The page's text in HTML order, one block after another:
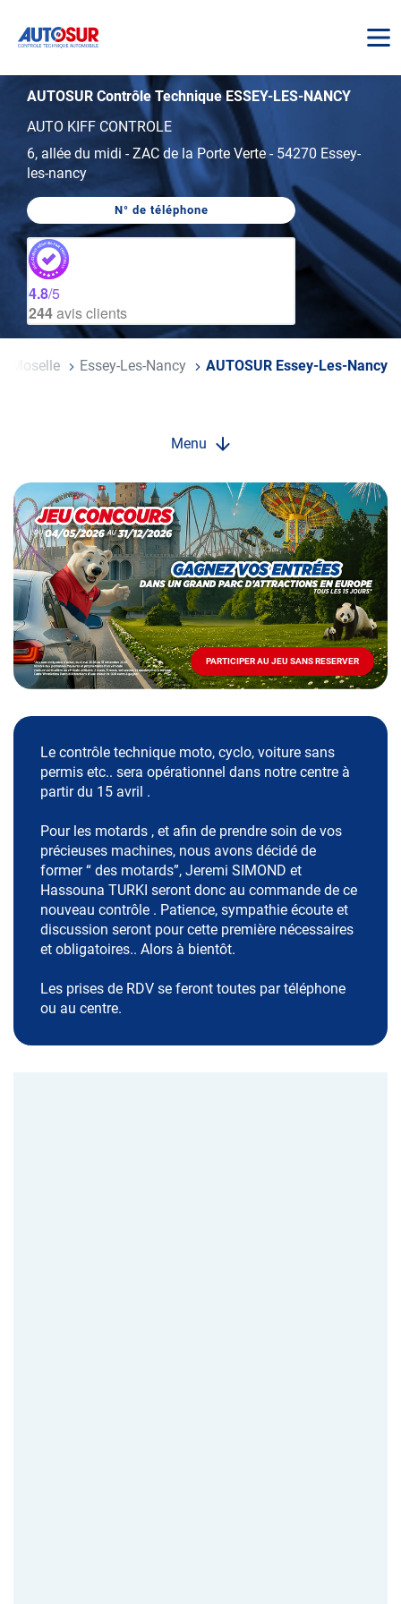
AUTOSUR Contrôle Technique ESSEY-LES-NANCY
AUTO KIFF CONTROLE
6, allée du midi -ZAC de la Porte Verte- 54270 Essey-
les-nancy
N° de téléphone
AFFICHER
ESSEY-
LES-
4.8/5
244avis clients
Moselle Essey-Les-Nancy AUTOSUR Essey-Les-Nancy
Menu
Opération
spéciale
Mai
-
Décembre
2026
Locations
PARTICIPER AU JEU SANS RESERVER
PARTICIPER
AU
JEU
RESERVER
Le contrôle technique moto, cyclo, voiture sans
permis etc.. sera opérationnel dans notre centre à
partir du 15 avril .
Pour les motards , et afin de prendre soin de vos
précieuses machines, nous avons décidé de
former “ des motards”, Jeremi SIMOND et
Hassouna TURKI seront donc au commande de ce
nouveau contrôle . Patience, sympathie écoute et
discussion seront pour cette première nécessaires
et obligatoires.. Alors à bientôt.
Les prises de RDV se feront toutes par téléphone
ou au centre.